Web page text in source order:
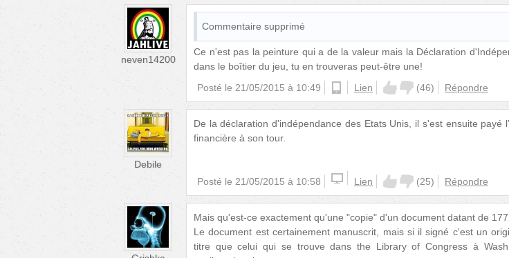
neven14200
Commentaire supprimé
Ce n'est pas la peinture qui a de la valeur mais la Déclaration
dans le boîtier du jeu, tu en trouveras peut-être une!
Posté le 21/05/2015 à 10:49 ios Lien (46) Répondre
Debile
De la déclaration d'indépendance des Etats Unis, il s'est ensuite payé
financière à son tour.
Posté le 21/05/2015 à 10:58 Lien (25) Répondre
Mais qu'est-ce exactement qu'une "copie" d'un document datant de
Le document est certainement manuscrit, mais si il signé c'est un
titre que celui qui se trouve dans the Library of Congress à